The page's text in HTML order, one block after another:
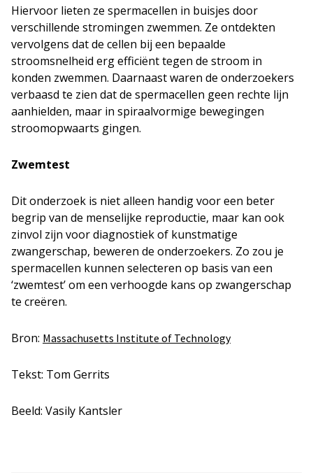
Hiervoor lieten ze spermacellen in buisjes door
verschillende stromingen zwemmen. Ze ontdekten
vervolgens dat de cellen bij een bepaalde
stroomsnelheid erg efficiënt tegen de stroom in
konden zwemmen. Daarnaast waren de onderzoekers
verbaasd te zien dat de spermacellen geen rechte lijn
aanhielden, maar in spiraalvormige bewegingen
stroomopwaarts gingen.
Zwemtest
Dit onderzoek is niet alleen handig voor een beter
begrip van de menselijke reproductie, maar kan ook
zinvol zijn voor diagnostiek of kunstmatige
zwangerschap, beweren de onderzoekers. Zo zou je
spermacellen kunnen selecteren op basis van een
‘zwemtest’ om een verhoogde kans op zwangerschap
te creëren.
Bron: Massachusetts Institute of Technology
Tekst: Tom Gerrits
Beeld: Vasily Kantsler